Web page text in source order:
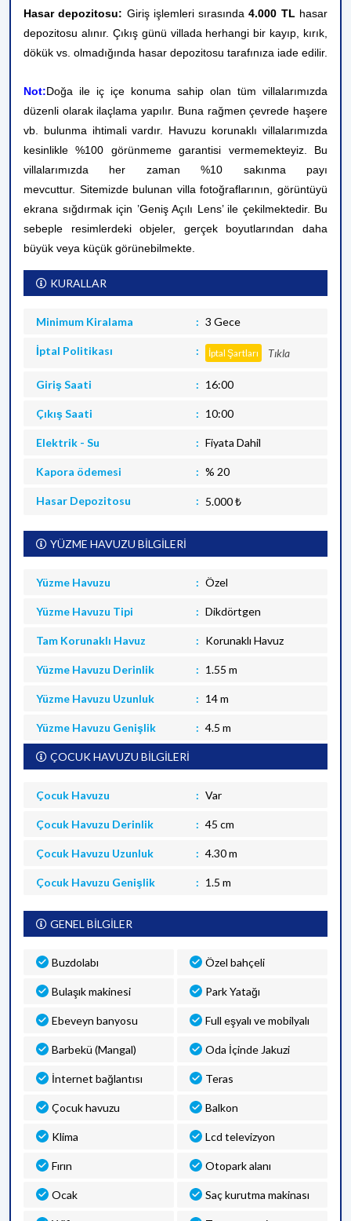
Hasar depozitosu: Giriş işlemleri sırasında4.000 TL hasar
depozitosu alınır. Çıkış günü villada herhangi bir kayıp, kırık,
dökük vs. olmadığında hasar depozitosu tarafınıza iade edilir.
Not:Doğa ile iç içe konuma sahip olan tüm villalarımızda
düzenli olarak ilaçlama yapılır. Buna rağmen çevrede haşere
vb. bulunma ihtimali vardır. Havuzu korunaklı villalarımızda
kesinlikle %100 görünmeme garantisi vermemekteyiz. Bu
villalarımızda her zaman %10 sakınma payı
mevcuttur. Sitemizde bulunan villa fotoğraflarının, görüntüyü
ekrana sığdırmak için ’Geniş Açılı Lens’ ile çekilmektedir. Bu
sebeple resimlerdeki objeler, gerçek boyutlarından daha
büyük veya küçük görünebilmekte.
KURALLAR
Minimum Kiralama 3 Gece
İptal Politikası İptal Şartları Tıkla
Giriş Saati 16:00
Çıkış Saati 10:00
Elektrik - Su Fiyata Dahil
Kapora ödemesi % 20
Hasar Depozitosu 5.000 ₺
YÜZME HAVUZU BİLGİLERİ
Yüzme Havuzu Özel
Yüzme Havuzu Tipi Dikdörtgen
Tam Korunaklı Havuz Korunaklı Havuz
Yüzme Havuzu Derinlik 1.55 m
Yüzme Havuzu Uzunluk 14 m
Yüzme Havuzu Genişlik 4.5 m
ÇOCUK HAVUZU BİLGİLERİ
Çocuk Havuzu Var
Çocuk Havuzu Derinlik 45 cm
Çocuk Havuzu Uzunluk 4.30 m
Çocuk Havuzu Genişlik 1.5 m
GENEL BİLGİLER
Buzdolabı Özel bahçeli
Bulaşık makinesi Park Yatağı
Ebeveyn banyosu Full eşyalı ve mobilyalı
Barbekü (Mangal) Oda İçinde Jakuzi
İnternet bağlantısı Teras
Çocuk havuzu Balkon
Klima Lcd televizyon
Fırın Otopark alanı
Ocak Saç kurutma makinası